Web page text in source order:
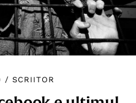
/ SCRIITOR